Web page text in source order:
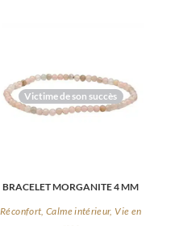
Victime de son succès
BRACELET MORGANITE 4 MM
Réconfort, Calme intérieur, Vie en